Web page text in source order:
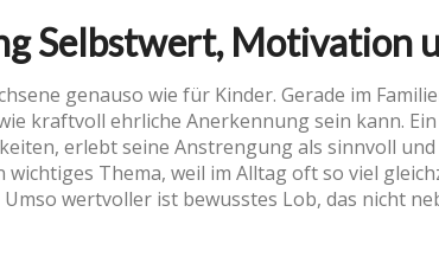
Selbstwert, Motivation
genauso wie für Kinder. Gerade im
kraftvoll ehrliche Anerkennung sein kann.
erlebt seine Anstrengung als sinnvoll
Thema, weil im Alltag oft so viel
wertvoller ist bewusstes Lob, das nicht